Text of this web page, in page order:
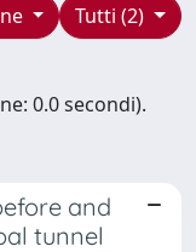
Tutti (2)
0.0 secondi).
and
tunnel